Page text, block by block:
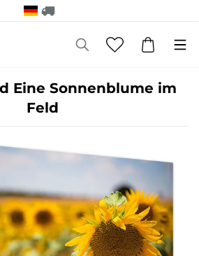
Eine Sonnenblume im
Feld